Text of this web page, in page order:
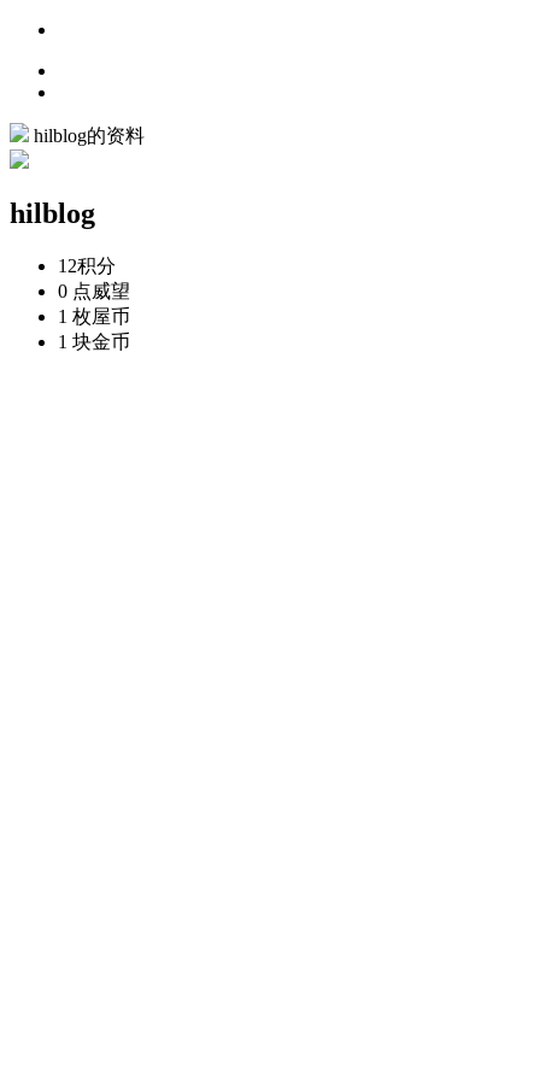
hilblog的资料
hilblog
12积分
0 点威望
1 枚屋币
1 块金币